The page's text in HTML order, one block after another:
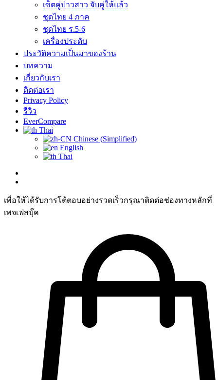
เซ็ตคู่บ่าวสาว จับคู่ให้แล้ว
ชุดไทย 4 ภาค
ชุดไทย ร.5-6
เครื่องประดับ
ประวัติความเป็นมาของร้าน
บทความ
เกี่ยวกับเรา
ติดต่อเรา
Privacy Policy
รีวิว
EverCompare
Thai
Chinese (Simplified)
English
Thai
เพื่อให้ได้รับการโต้ตอบอย่างรวดเร็วกรุณาติดต่อช่องทางหลักที่
เพจเฟสบุ๊ค